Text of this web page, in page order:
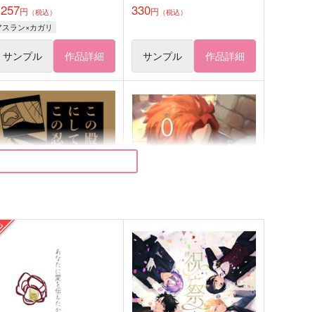
円 （税込）
スラン×カガリ
サンプル 作品詳細
330円 （税込）
サンプル 作品詳細
殿にしてこの忍軍あり
力人間
００のコンフリクト
March